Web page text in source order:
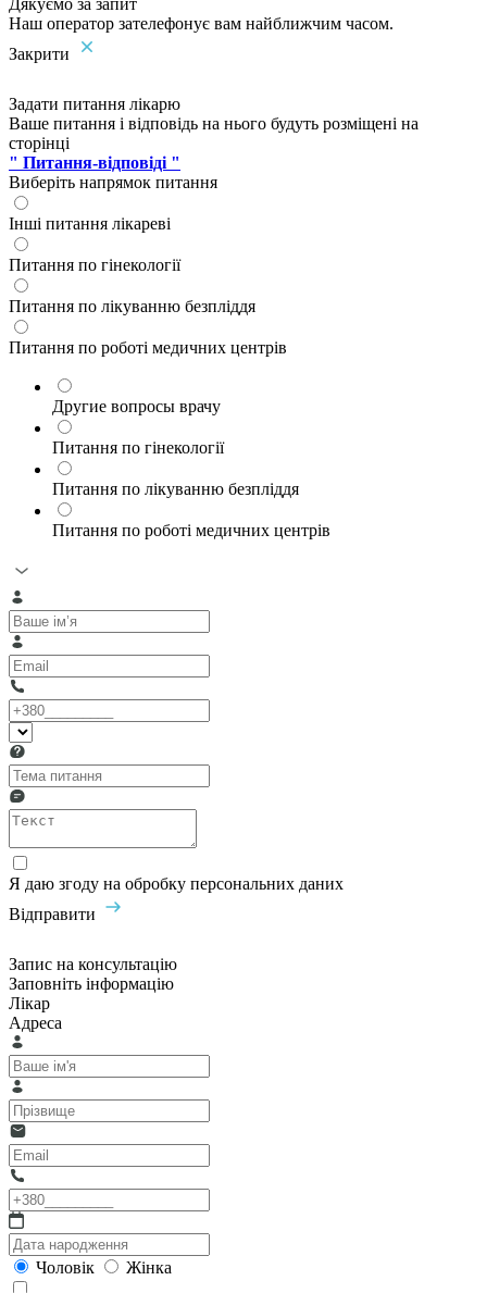
Дякуємо за запит
Наш оператор зателефонує вам найближчим часом.
Закрити
Задати питання лікарю
Ваше питання і відповідь на нього будуть розміщені на
сторінці
" Питання-відповіді "
Виберіть напрямок питання
Інші питання лікареві
Питання по гінекології
Питання по лікуванню безпліддя
Питання по роботі медичних центрів
Другие вопросы врачу
Питання по гінекології
Питання по лікуванню безпліддя
Питання по роботі медичних центрів
Я даю згоду на обробку персональних даних
Відправити
Запис на консультацію
Заповніть інформацію
Лікар
Адреса
Чоловік Жінка